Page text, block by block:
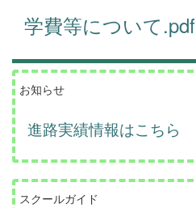
学費等について.pdf
お知らせ
進路実績情報はこちら
スクールガイド